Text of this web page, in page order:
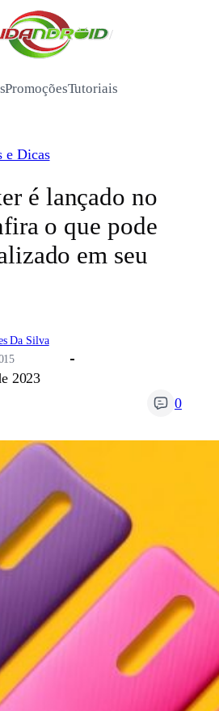
/
PromoçõesTutoriais
e Dicas
é lançado no
o que pode
em seu
Da Silva
2023
0